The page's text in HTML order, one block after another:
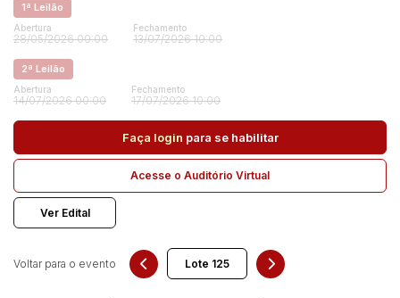
R$
1ª Leilão
Abertura
28/05/2026 00:00
Fechamento
13/07/2026 10:00
2ª Leilão
Abertura
14/07/2026 00:00
Fechamento
17/07/2026 10:00
Faça login para se habilitar
Acesse o Auditório Virtual
Ver Edital
Voltar para o evento